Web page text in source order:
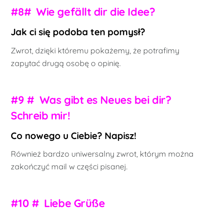
#8# Wie gefällt dir die Idee?
Jak ci się podoba ten pomysł?
Zwrot, dzięki któremu pokażemy, że potrafimy
zapytać drugą osobę o opinię.
#9 # Was gibt es Neues bei dir?
Schreib mir!
Co nowego u Ciebie? Napisz!
Również bardzo uniwersalny zwrot, którym można
zakończyć mail w części pisanej.
#10 # Liebe Grüße